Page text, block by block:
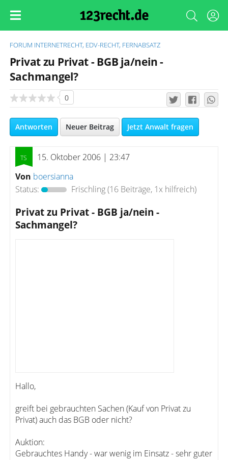
FORUM INTERNETRECHT, EDV-RECHT, FERNABSATZ
Privat zu Privat - BGB ja/nein -
Sachmangel?
0
Antworten Neuer Beitrag Jetzt Anwalt fragen
15. Oktober 2006 | 23:47
Von boersianna
Status:
Frischling(16 Beiträge, 1x hilfreich)
Privat zu Privat - BGB ja/nein -
Sachmangel?
Hallo,
greift bei gebrauchten Sachen (Kauf von Privat zu
Privat) auch das BGB oder nicht?
Auktion:
Gebrauchtes Handy - war wenig im Einsatz - sehr guter